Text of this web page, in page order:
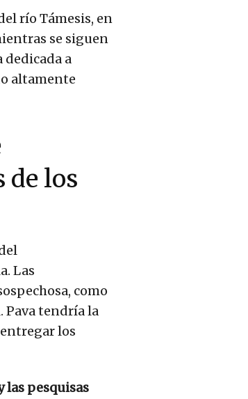
río Támesis, en
se siguen
dedicada a
altamente
de los
Las
como
Pava tendría la
los
las pesquisas